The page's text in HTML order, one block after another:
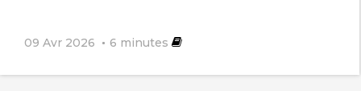
09 Avr 2026 6 minutes